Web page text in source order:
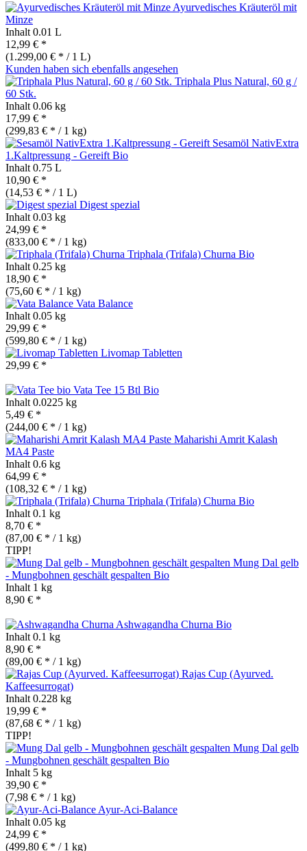
Ayurvedisches Kräuteröl mit
Minze
Inhalt 0.01 L
12,99 € *
(1.299,00 € * / 1 L)
Kunden haben sich ebenfalls angesehen
Triphala Plus Natural, 60 g /
60 Stk.
Inhalt 0.06 kg
17,99 € *
(299,83 € * / 1 kg)
Sesamöl NativExtra
1.Kaltpressung - Gereift Bio
Inhalt 0.75 L
10,90 € *
(14,53 € * / 1 L)
Digest spezial
Inhalt 0.03 kg
24,99 € *
(833,00 € * / 1 kg)
Triphala (Trifala) Churna Bio
Inhalt 0.25 kg
18,90 € *
(75,60 € * / 1 kg)
Vata Balance
Inhalt 0.05 kg
29,99 € *
(599,80 € * / 1 kg)
Livomap Tabletten
29,99 € *
Vata Tee 15 Btl Bio
Inhalt 0.0225 kg
5,49 € *
(244,00 € * / 1 kg)
Maharishi Amrit Kalash
MA4 Paste
Inhalt 0.6 kg
64,99 € *
(108,32 € * / 1 kg)
Triphala (Trifala) Churna Bio
Inhalt 0.1 kg
8,70 € *
(87,00 € * / 1 kg)
TIPP!
Mung Dal gelb
- Mungbohnen geschält gespalten Bio
Inhalt 1 kg
8,90 € *
Ashwagandha Churna Bio
Inhalt 0.1 kg
8,90 € *
(89,00 € * / 1 kg)
Rajas Cup (Ayurved.
Kaffeesurrogat)
Inhalt 0.228 kg
19,99 € *
(87,68 € * / 1 kg)
TIPP!
Mung Dal gelb
- Mungbohnen geschält gespalten Bio
Inhalt 5 kg
39,90 € *
(7,98 € * / 1 kg)
Ayur-Aci-Balance
Inhalt 0.05 kg
24,99 € *
(499,80 € * / 1 kg)